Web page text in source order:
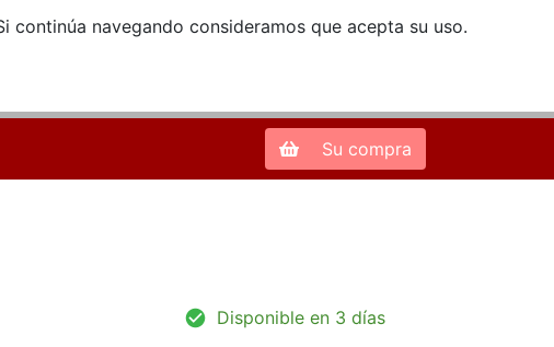
navegando consideramos que acepta su uso.
Zona de Clientes
Su compra
Disponible en 3 días